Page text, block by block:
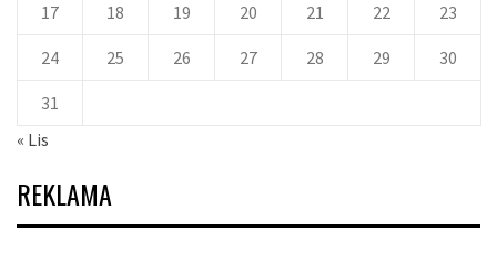
17 18 19 20 21 22 23
24 25 26 27 28 29 30
31
« Lis
REKLAMA